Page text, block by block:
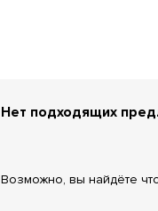
Нет подходящих
Возможно, вы найдёте